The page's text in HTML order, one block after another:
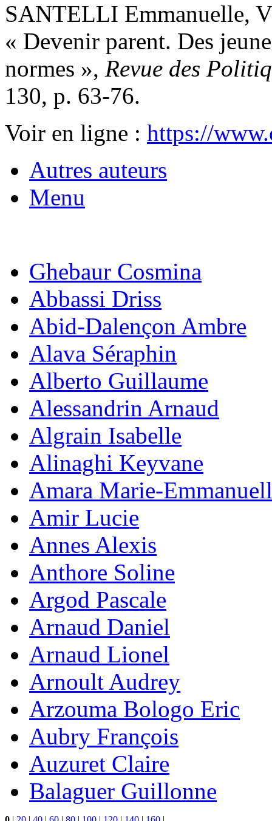
SANTELLI Emmanuelle,
« Devenir parent. Des
normes », Revue des
130, p. 63-76.
Voir en ligne : https://
Autres auteurs
Menu
Ghebaur Cosmina
Abbassi Driss
Abid-Dalençon Ambre
Alava Séraphin
Alberto Guillaume
Alessandrin Arnaud
Algrain Isabelle
Alinaghi Keyvane
Amara Marie-
Amir Lucie
Annes Alexis
Anthore Soline
Argod Pascale
Arnaud Daniel
Arnaud Lionel
Arnoult Audrey
Arzouma Bologo Eric
Aubry François
Auzuret Claire
Balaguer Guillonne